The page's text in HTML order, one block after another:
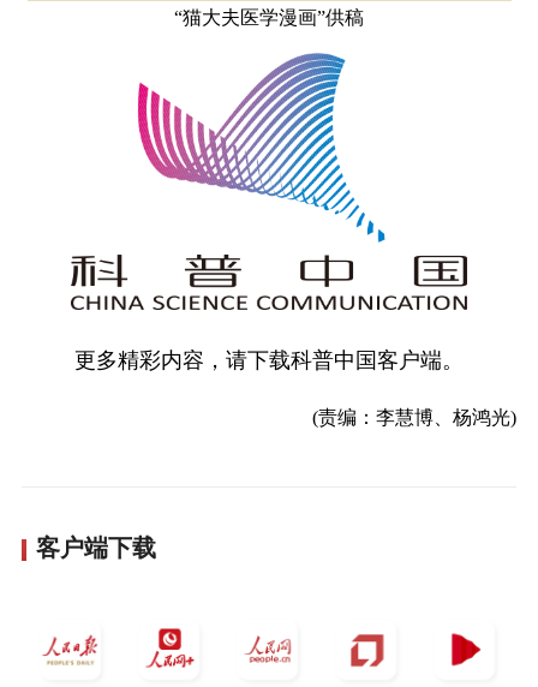
“猫大夫医学漫画”供稿
更多精彩内容，请下载科普中国客户端。
(责编：李慧博、杨鸿光)
客户端下载